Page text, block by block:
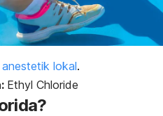
anestetik lokal.
Ethyl Chloride